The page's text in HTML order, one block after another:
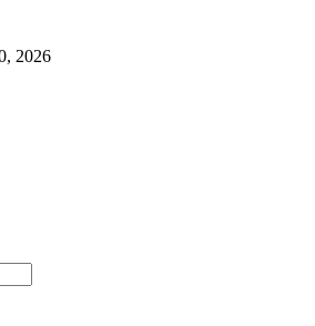
2026
global. regional. informativ. interaktiv